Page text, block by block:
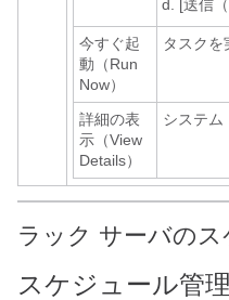
[送信
今すぐ起
動（Run
Now）
タスクを
詳細の表
示（View
Details）
システム
ラック サーバの
スケジュール管